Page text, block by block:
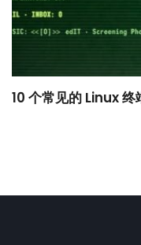
10 个常见的 Linux 终